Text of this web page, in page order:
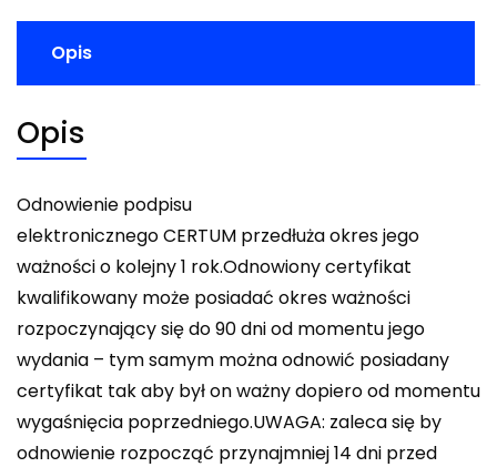
Opis
Opis
Odnowienie podpisu
elektronicznego CERTUM przedłuża okres jego
ważności o kolejny 1 rok.Odnowiony certyfikat
kwalifikowany może posiadać okres ważności
rozpoczynający się do 90 dni od momentu jego
wydania – tym samym można odnowić posiadany
certyfikat tak aby był on ważny dopiero od momentu
wygaśnięcia poprzedniego.UWAGA: zaleca się by
odnowienie rozpocząć przynajmniej 14 dni przed